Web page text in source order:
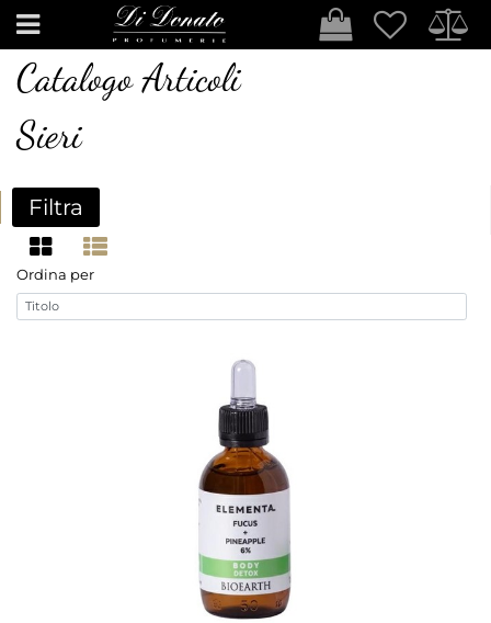
Open
Catalogo Articoli
Sieri
Filtra
Ordina per